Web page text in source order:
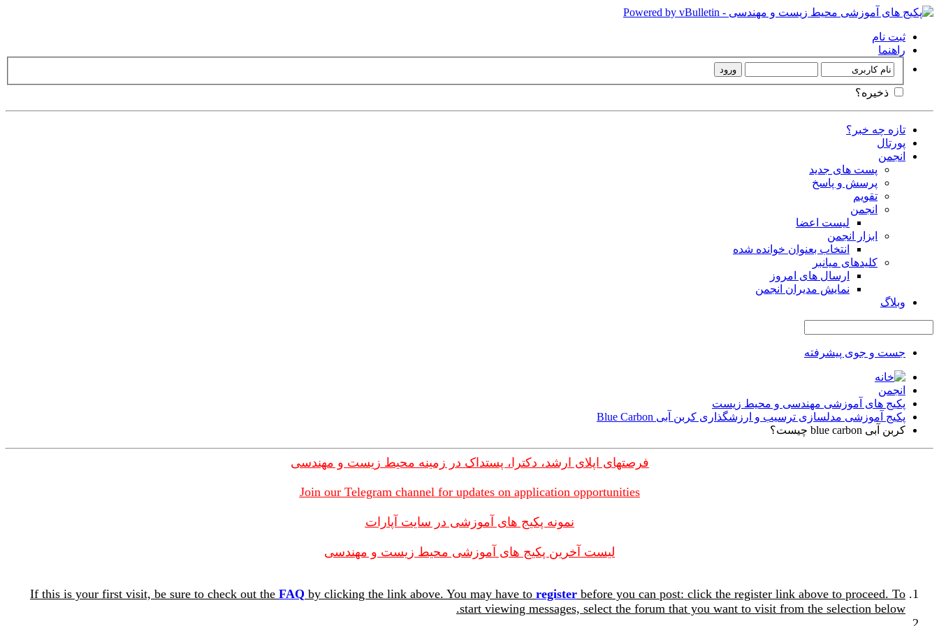
ثبت نام
راهنما
ذخیره؟
تازه چه خبر؟
پورتال
انجمن
پست های جدید
پرسش و پاسخ
تقویم
انجمن
لیست اعضا
ابزار انجمن
انتخاب بعنوان خوانده شده
کلیدهای میانبر
ارسال های امروز
نمایش مدیران انجمن
وبلاگ
جست و جوی پیشرفته
انجمن
پکیج های آموزشی مهندسی و محیط زیست
پکیج آموزشی مدلسازی ترسیب و ارزشگذاری کربن آبی Blue Carbon
کربن آبی blue carbon چیست؟
فرصتهای اپلای ارشد، دکترا، پستداک در زمینه محیط زیست و مهندسی
Join our Telegram channel for updates on application opportunities
نمونه پکیج های آموزشی در سایت آپارات
لیست آخرین پکیج های آموزشی محیط زیست و مهندسی
If this is your first visit, be sure to check out the FAQ by clicking the link above. You may have to register before you can post: click the register link above to proceed. To
start viewing messages, select the forum that you want to visit from the selection below.